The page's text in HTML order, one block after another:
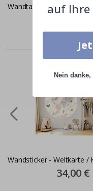
Wandtattoo - Wald und
Wandsticker - Weltkarte /
Special
Price
34,00 €
auf Ihre
Nein